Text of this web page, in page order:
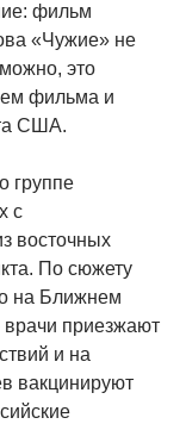
фильм
«Чужие» не
это
фильма и
США.
группе
с
восточных
По сюжету
на Ближнем
приезжают
и на
вакцинируют